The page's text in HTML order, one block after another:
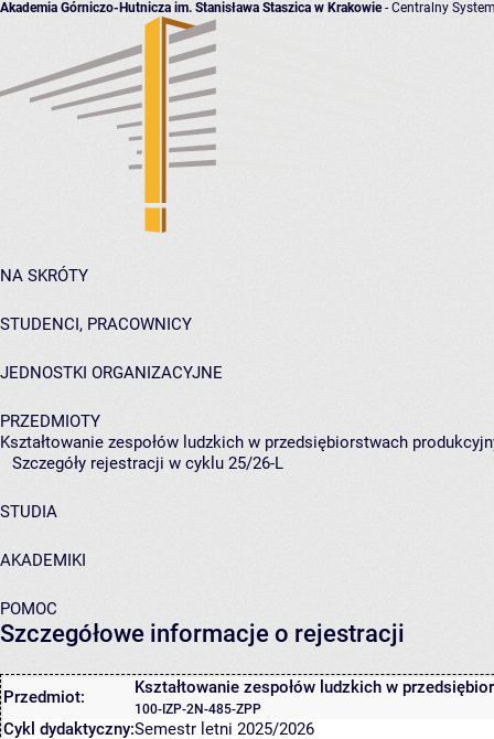
Akademia Górniczo-Hutnicza im. Stanisława Staszica w Krakowie- Centralny
NA SKRÓTY
STUDENCI, PRACOWNICY
JEDNOSTKI ORGANIZACYJNE
PRZEDMIOTY
Kształtowanie zespołów ludzkich w przedsiębiorstwach
Szczegóły rejestracji w cyklu 25/26-L
STUDIA
AKADEMIKI
POMOC
Szczegółowe informacje o rejestracji
Przedmiot: Kształtowanie zespołów ludzkich w
100-IZP-2N-485-ZPP
Cykl dydaktyczny:Semestr letni 2025/2026